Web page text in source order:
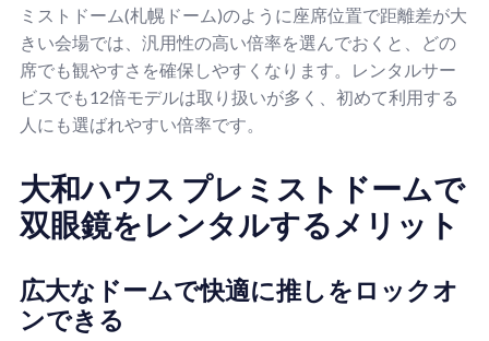
ミストドーム(札幌ドーム)のように座席位置で距離差が大
きい会場では、汎用性の高い倍率を選んでおくと、どの
席でも観やすさを確保しやすくなります。レンタルサー
ビスでも12倍モデルは取り扱いが多く、初めて利用する
人にも選ばれやすい倍率です。
大和ハウス プレミストドームで
双眼鏡をレンタルするメリット
広大なドームで快適に推しをロックオ
ンできる